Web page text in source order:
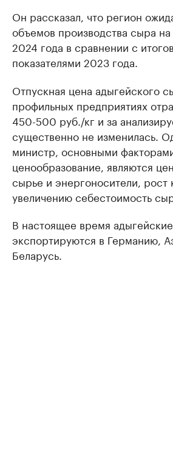
Он рассказал, что регион
объемов производства сыра на
2024 года в сравнении с
показателями 2023 года.
Отпускная цена адыгейского
профильных предприятиях
450-500 руб./кг и за
существенно не изменилась.
министр, основными
ценообразование, являются
сырье и энергоносители, рост
увеличению себестоимость
В настоящее время
экспортируются в Германию,
Беларусь.